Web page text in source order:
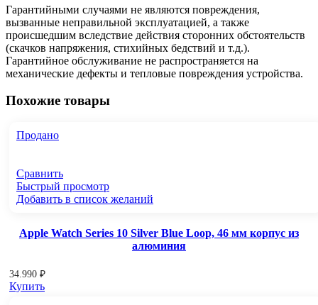
Гарантийными случаями не являются повреждения,
вызванные неправильной эксплуатацией️, а также
происшедшим вследствие действия сторонних обстоятельств
(скачков напряжения, стихийных бедствий и т.д.).
Гарантийное обслуживание не распространяется на
механические дефекты и тепловые повреждения устройства.
Похожие товары
Продано
Сравнить
Быстрый просмотр
Добавить в список желаний
Apple Watch Series 10 Silver Blue Loop, 46 мм корпус из
алюминия
34.990 ₽
Купить